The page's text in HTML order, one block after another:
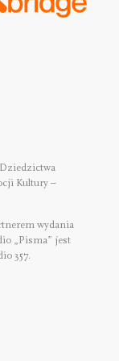
Kultury –
wydania
„Pisma” jest
357.